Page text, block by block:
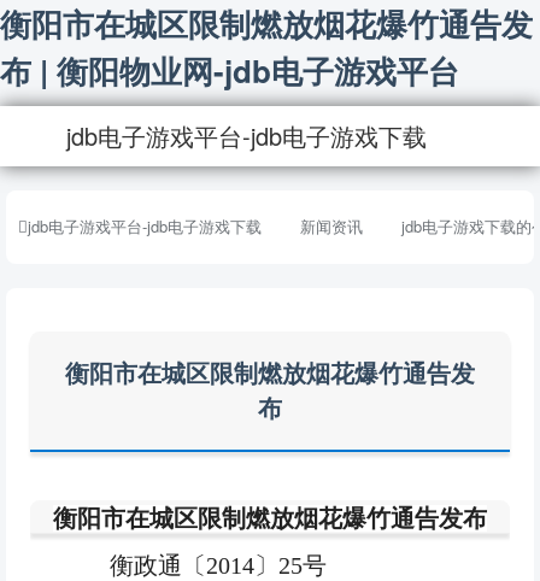
衡阳市在城区限制燃放烟花爆竹通告发
布 | 衡阳物业网-jdb电子游戏平台
jdb电子游戏平台-jdb电子游戏下载
jdb电子游戏平台-jdb电子游戏下载 新闻资讯 jdb电子游戏下载的
衡阳市在城区限制燃放烟花爆竹通告发
布
衡阳市在城区限制燃放烟花爆竹通告发布
衡政通〔2014〕25号